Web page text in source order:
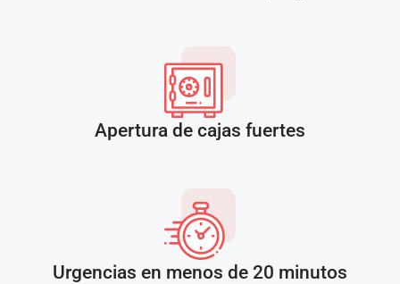
Apertura de cajas fuertes
Urgencias en menos de 20 minutos